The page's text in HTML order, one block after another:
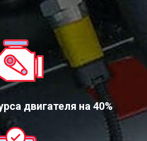
двигателя на 40%